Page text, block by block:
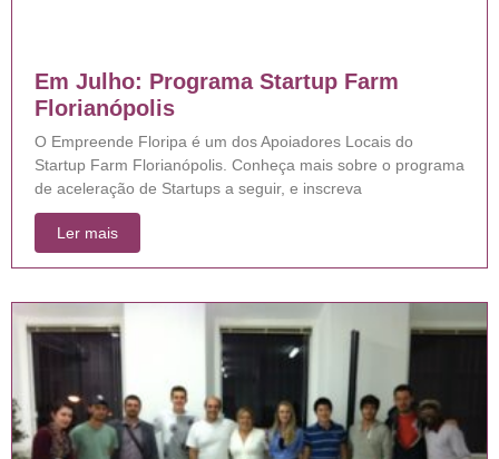
Em Julho: Programa Startup Farm
Florianópolis
O Empreende Floripa é um dos Apoiadores Locais do
Startup Farm Florianópolis. Conheça mais sobre o programa
de aceleração de Startups a seguir, e inscreva
Ler mais